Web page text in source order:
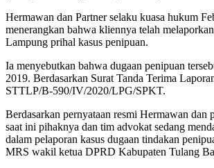
Hermawan dan Partner selaku kuasa hukum
menerangkan bahwa kliennya telah
Lampung prihal kasus penipuan.
Ia menyebutkan bahwa dugaan penipuan
2019. Berdasarkan Surat Tanda Terima
STTLP/B-590/IV/2020/LPG/SPKT.
Berdasarkan pernyataan resmi Hermawan dan
saat ini pihaknya dan tim advokat sedang
dalam pelaporan kasus dugaan tindakan
MRS wakil ketua DPRD Kabupaten Tulang